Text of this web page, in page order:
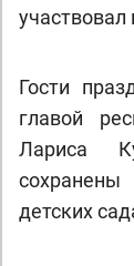
участвовал
Гости
главой
Лариса
детских